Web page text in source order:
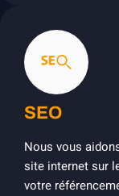
SEO
Nous vous
site internet sur
votre